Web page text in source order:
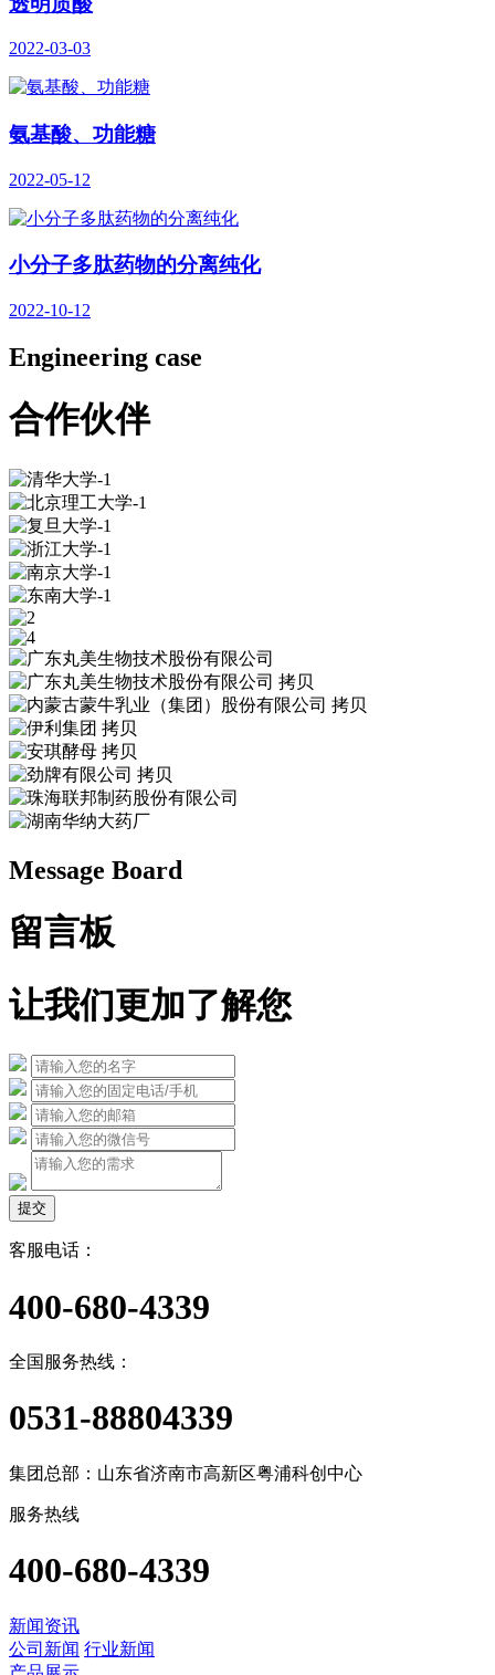
2022-03-03
氨基酸、功能糖
2022-05-12
小分子多肽药物的分离纯化
2022-10-12
Engineering case
合作伙伴
Message Board
留言板
让我们更加了解您
提交
客服电话：
400-680-4339
全国服务热线：
0531-88804339
集团总部：山东省济南市高新区粤浦科创中心
服务热线
400-680-4339
新闻资讯
公司新闻 行业新闻